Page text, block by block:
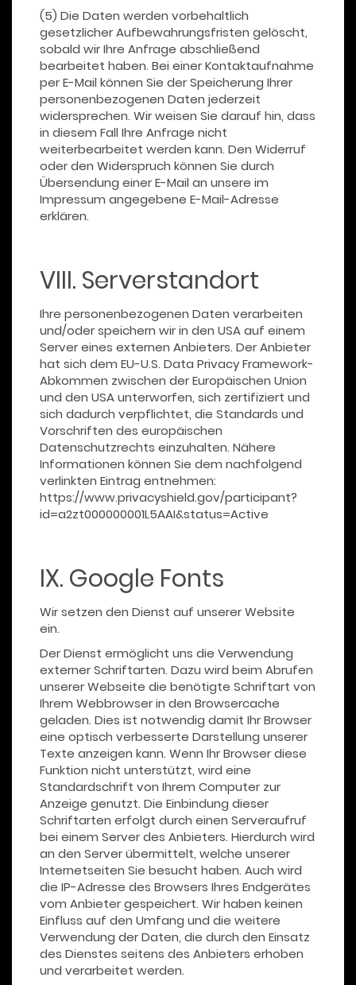
(5) Die Daten werden vorbehaltlich
gesetzlicher Aufbewahrungsfristen gelöscht,
sobald wir Ihre Anfrage abschließend
bearbeitet haben. Bei einer Kontaktaufnahme
per E-Mail können Sie der Speicherung Ihrer
personenbezogenen Daten jederzeit
widersprechen. Wir weisen Sie darauf hin, dass
in diesem Fall Ihre Anfrage nicht
weiterbearbeitet werden kann. Den Widerruf
oder den Widerspruch können Sie durch
Übersendung einer E-Mail an unsere im
Impressum angegebene E-Mail-Adresse
erklären.
VIII. Serverstandort
Ihre personenbezogenen Daten verarbeiten
und/oder speichern wir in den USA auf einem
Server eines externen Anbieters. Der Anbieter
hat sich dem EU-U.S. Data Privacy Framework-
Abkommen zwischen der Europäischen Union
und den USA unterworfen, sich zertifiziert und
sich dadurch verpflichtet, die Standards und
Vorschriften des europäischen
Datenschutzrechts einzuhalten. Nähere
Informationen können Sie dem nachfolgend
verlinkten Eintrag entnehmen:
https://www.privacyshield.gov/participant?
id=a2zt000000001L5AAI&status=Active
IX. Google Fonts
Wir setzen den Dienst auf unserer Website
ein.
Der Dienst ermöglicht uns die Verwendung
externer Schriftarten. Dazu wird beim Abrufen
unserer Webseite die benötigte Schriftart von
Ihrem Webbrowser in den Browsercache
geladen. Dies ist notwendig damit Ihr Browser
eine optisch verbesserte Darstellung unserer
Texte anzeigen kann. Wenn Ihr Browser diese
Funktion nicht unterstützt, wird eine
Standardschrift von Ihrem Computer zur
Anzeige genutzt. Die Einbindung dieser
Schriftarten erfolgt durch einen Serveraufruf
bei einem Server des Anbieters. Hierdurch wird
an den Server übermittelt, welche unserer
Internetseiten Sie besucht haben. Auch wird
die IP-Adresse des Browsers Ihres Endgerätes
vom Anbieter gespeichert. Wir haben keinen
Einfluss auf den Umfang und die weitere
Verwendung der Daten, die durch den Einsatz
des Dienstes seitens des Anbieters erhoben
und verarbeitet werden.